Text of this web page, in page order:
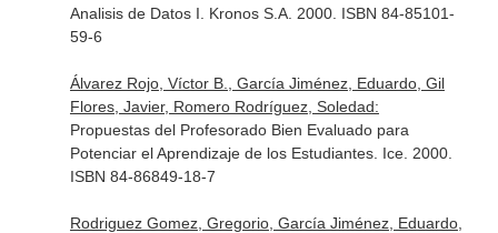
Analisis de Datos I. Kronos S.A. 2000. ISBN 84-85101-
59-6
Álvarez Rojo, Víctor B., García Jiménez, Eduardo, Gil
Flores, Javier, Romero Rodríguez, Soledad:
Propuestas del Profesorado Bien Evaluado para
Potenciar el Aprendizaje de los Estudiantes. Ice. 2000.
ISBN 84-86849-18-7
Rodriguez Gomez, Gregorio, García Jiménez, Eduardo,